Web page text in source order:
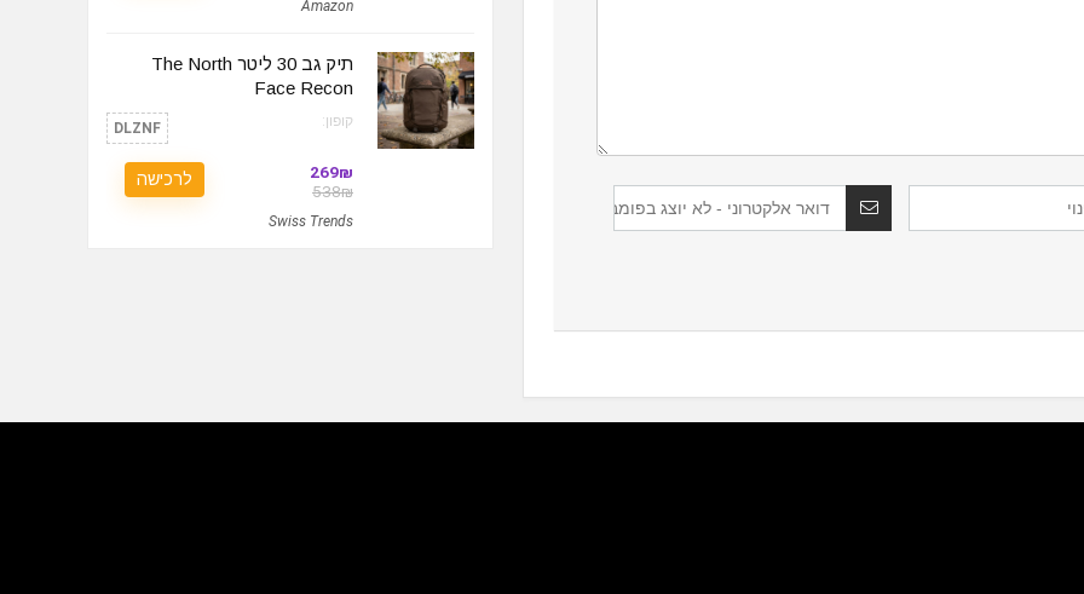
Amazon
תיק גב 30 ליטר The North
Face Recon
קופון: DLZNF
269₪
538₪
Swiss Trends
לרכישה